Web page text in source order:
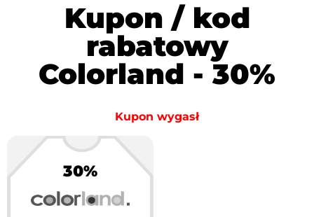
Kupon / kod
rabatowy
Colorland - 30%
Kupon wygasł
30%